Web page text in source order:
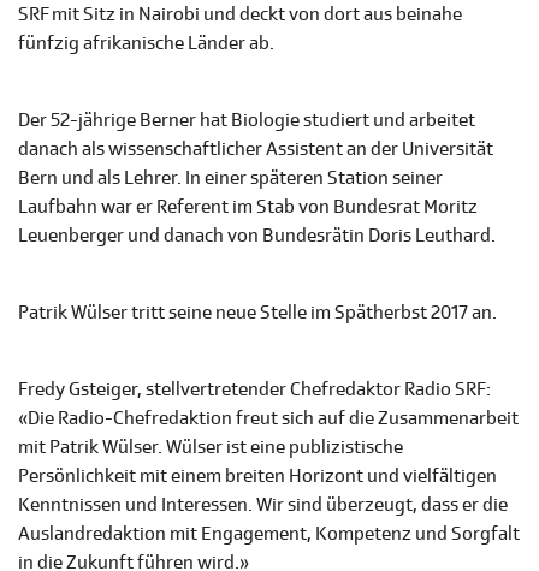
SRF mit Sitz in Nairobi und deckt von dort aus beinahe
fünfzig afrikanische Länder ab.
Der 52-jährige Berner hat Biologie studiert und arbeitet
danach als wissenschaftlicher Assistent an der Universität
Bern und als Lehrer. In einer späteren Station seiner
Laufbahn war er Referent im Stab von Bundesrat Moritz
Leuenberger und danach von Bundesrätin Doris Leuthard.
Patrik Wülser tritt seine neue Stelle im Spätherbst 2017 an.
Fredy Gsteiger, stellvertretender Chefredaktor Radio SRF:
«Die Radio-Chefredaktion freut sich auf die Zusammenarbeit
mit Patrik Wülser. Wülser ist eine publizistische
Persönlichkeit mit einem breiten Horizont und vielfältigen
Kenntnissen und Interessen. Wir sind überzeugt, dass er die
Auslandredaktion mit Engagement, Kompetenz und Sorgfalt
in die Zukunft führen wird.»